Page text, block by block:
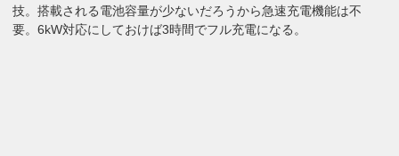
技。搭載される電池容量が少ないだろうから急速充電機能は不
要。6kW対応にしておけば3時間でフル充電になる。